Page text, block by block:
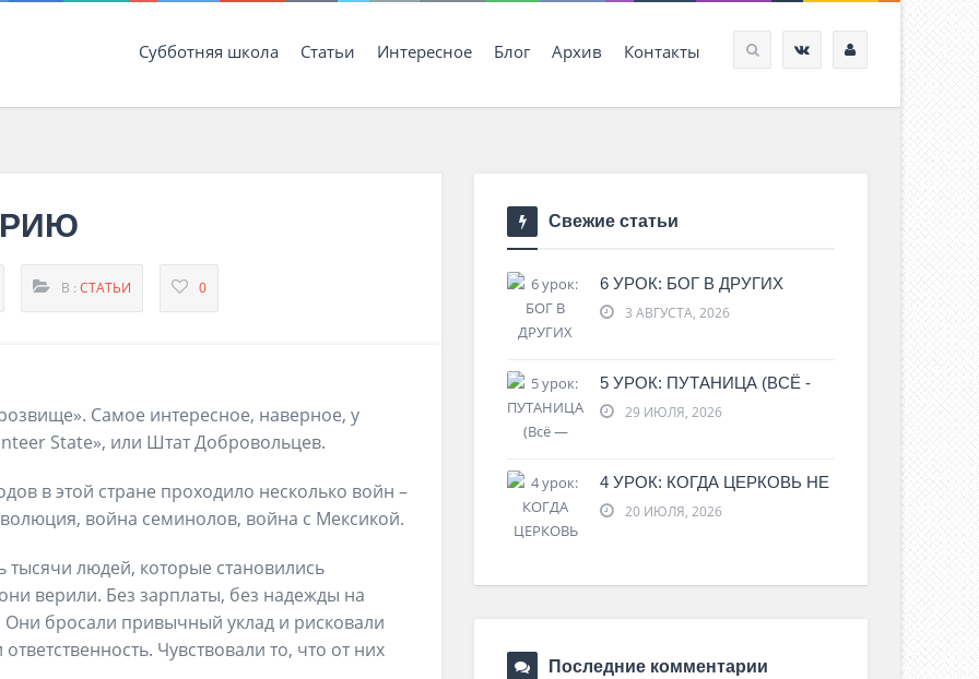
Субботняя школа Статьи Интересное Блог Архив Контакты
В : СТАТЬИ 0
Самое интересное, наверное, у
State», или Штат Добровольцев.
в этой стране проходило несколько войн –
война семинолов, война с Мексикой.
тысячи людей, которые становились
верили. Без зарплаты, без надежды на
Они бросали привычный уклад и рисковали
Чувствовали то, что от них
Свежие статьи
6 УРОК: БОГ В ДРУГИХ
3 АВГУСТА, 2026
5 УРОК: ПУТАНИЦА (ВСЁ -
29 ИЮЛЯ, 2026
4 УРОК: КОГДА ЦЕРКОВЬ НЕ
20 ИЮЛЯ, 2026
Последние комментарии